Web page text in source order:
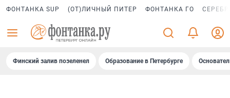
ФОНТАНКА SUP (ОТ)ЛИЧНЫЙ ПИТЕР ФОНТАНКА ГО
Финский залив позеленел Образование в Петербурге